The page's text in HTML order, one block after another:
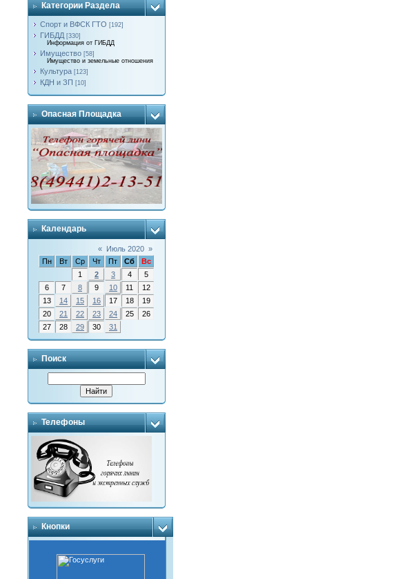
Категории Раздела
Спорт и ВФСК ГТО [192]
ГИБДД [330]
Информация от ГИБДД
Имущество [58]
Имущество и земельные отношения
Культура [123]
КДН и ЗП [10]
Опасная Площадка
Календарь
« Июль 2020 »
Пн
Вт Ср Чт Пт Сб
Вс
1
2 3 4
5
6
7 8 9 10 11
12
13
14 15 16 17 18
19
20
21 22 23 24 25
26
27
28 29 30 31
Поиск
Телефоны
Кнопки